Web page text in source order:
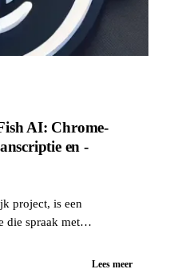
AI: Chrome-
en -
project, is een
die spraak met
vertaaloptie biedt...Lees meer